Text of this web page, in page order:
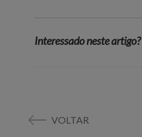
Interessado neste artigo?
VOLTAR